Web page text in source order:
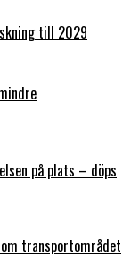
till 2029
på plats – döps
transportområdet